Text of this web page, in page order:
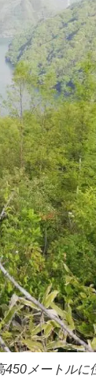
メートルに